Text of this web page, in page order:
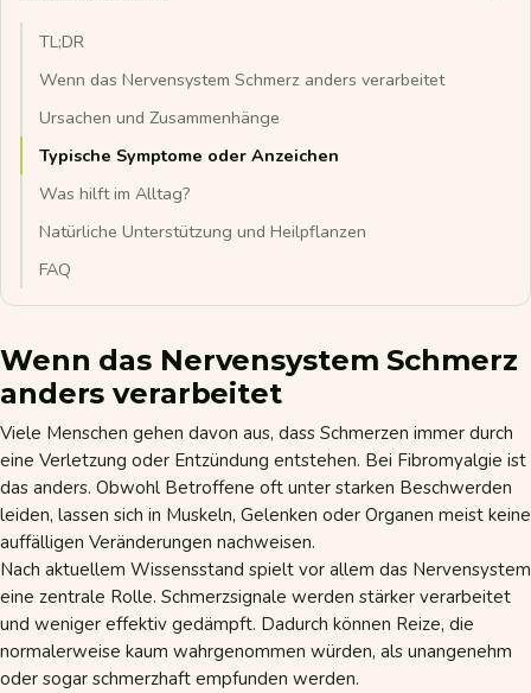
TL;DR
Wenn das Nervensystem Schmerz anders verarbeitet
Ursachen und Zusammenhänge
Typische Symptome oder Anzeichen
Was hilft im Alltag?
Natürliche Unterstützung und Heilpflanzen
FAQ
Wenn das Nervensystem Schmerz
anders verarbeitet
Viele Menschen gehen davon aus, dass Schmerzen immer durch
eine Verletzung oder Entzündung entstehen. Bei Fibromyalgie ist
das anders. Obwohl Betroffene oft unter starken Beschwerden
leiden, lassen sich in Muskeln, Gelenken oder Organen meist keine
auffälligen Veränderungen nachweisen.
Nach aktuellem Wissensstand spielt vor allem das Nervensystem
eine zentrale Rolle. Schmerzsignale werden stärker verarbeitet
und weniger effektiv gedämpft. Dadurch können Reize, die
normalerweise kaum wahrgenommen würden, als unangenehm
oder sogar schmerzhaft empfunden werden.